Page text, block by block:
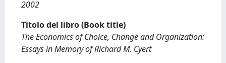
2002
Titolo del libro (Book title)
The Economics of Choice, Change and Organization:
Essays in Memory of Richard M. Cyert